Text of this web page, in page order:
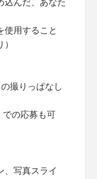
込んだ、あなた
用すること
撮りっぱなし
の応募も可
、写真スライ